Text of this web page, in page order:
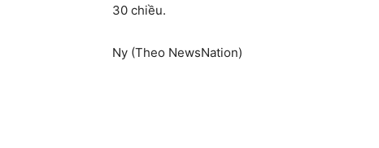
30 chiều.
Ny (Theo NewsNation)